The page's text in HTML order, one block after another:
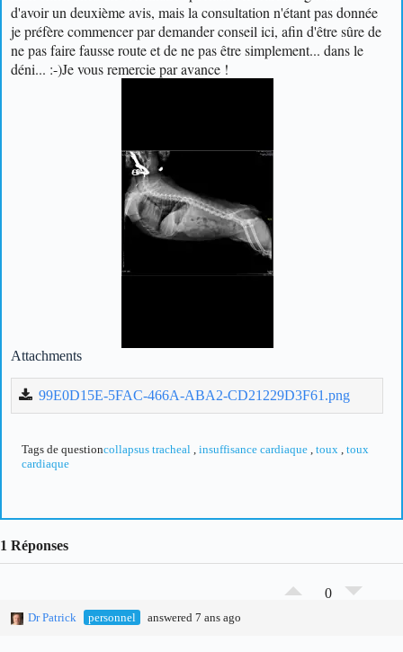
d'avoir un deuxième avis, mais la consultation n'étant pas donnée
je préfère commencer par demander conseil ici, afin d'être sûre de
ne pas faire fausse route et de ne pas être simplement... dans le
déni... :-)Je vous remercie par avance !
Attachments
99E0D15E-5FAC-466A-ABA2-CD21229D3F61.png
Tags de questioncollapsus tracheal insuffisance cardiaque toux
toux
cardiaque
1 Réponses
0
Dr Patrick personnel answered 7 ans ago